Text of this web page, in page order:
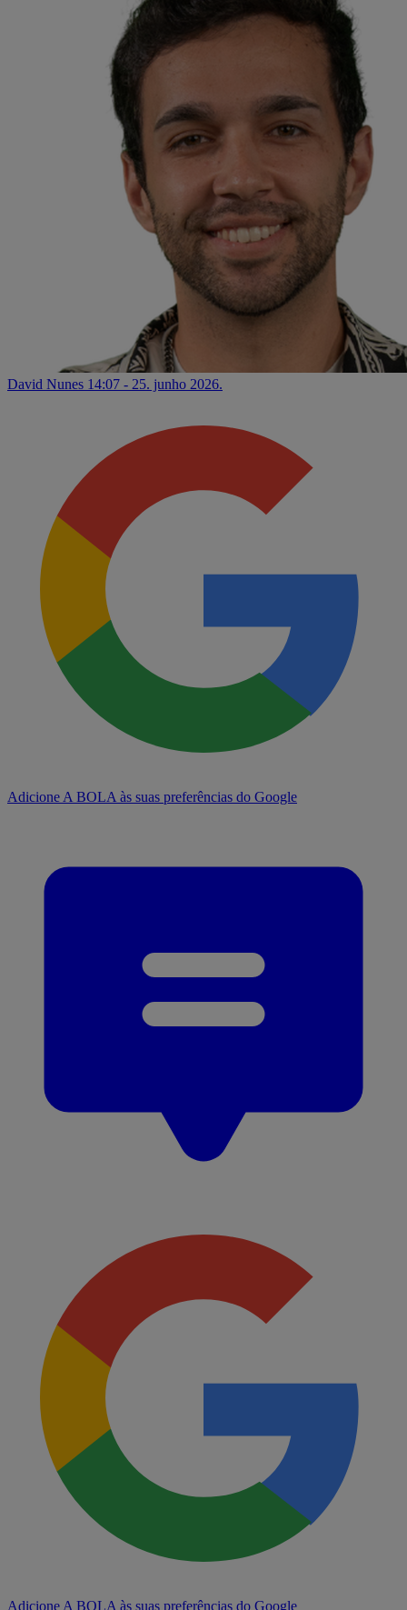
David Nunes 14:07 - 25. junho 2026.
Adicione A BOLA às suas preferências do Google
Adicione A BOLA às suas preferências do Google